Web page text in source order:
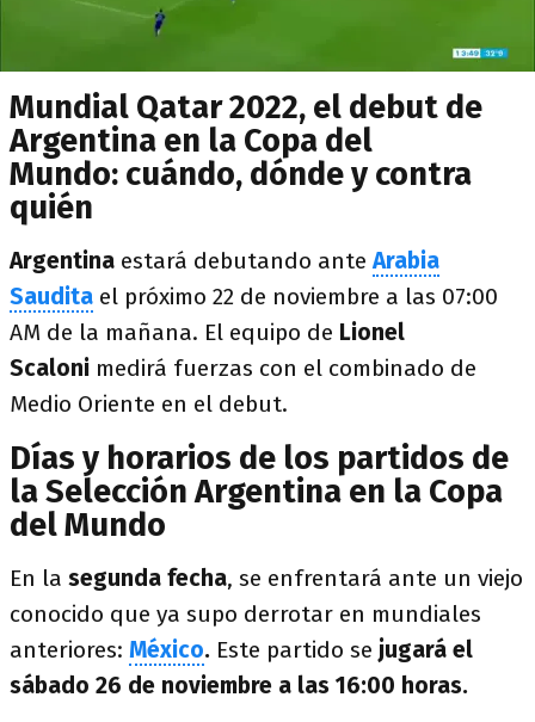
Mundial Qatar 2022, el debut de
Argentina en la Copa del
Mundo: cuándo, dónde y contra
quién
Argentina estará debutando anteArabia
Saudita el próximo 22 de noviembre a las 07:00
AM de la mañana. El equipo de Lionel
Scaloni medirá fuerzas con el combinado de
Medio Oriente en el debut.
Días y horarios de los partidos de
la Selección Argentina en la Copa
del Mundo
En la segunda fecha, se enfrentará ante un viejo
conocido que ya supo derrotar en mundiales
anteriores: México. Este partido se jugará el
sábado 26 de noviembre a las 16:00 horas.